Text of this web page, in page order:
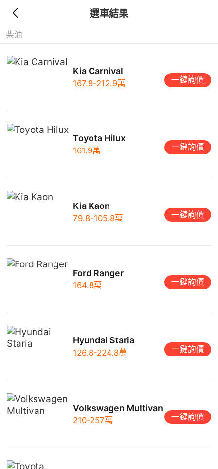
選車結果
柴油
Kia Carnival
167.9-212.9萬 一鍵詢價
Toyota Hilux
161.9萬 一鍵詢價
Kia Kaon
79.8-105.8萬 一鍵詢價
Ford Ranger
164.8萬 一鍵詢價
Hyundai Staria
126.8-224.8萬 一鍵詢價
Volkswagen Multivan
210-257萬 一鍵詢價